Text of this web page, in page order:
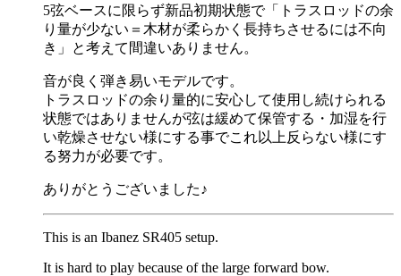
5弦ベースに限らず新品初期状態で「トラスロッドの余
り量が少ない＝木材が柔らかく長持ちさせるには不向
き」と考えて間違いありません。
音が良く弾き易いモデルです。
トラスロッドの余り量的に安心して使用し続けられる
状態ではありませんが弦は緩めて保管する・加湿を行
い乾燥させない様にする事でこれ以上反らない様にす
る努力が必要です。
ありがとうございました♪
This is an Ibanez SR405 setup.
It is hard to play because of the large forward bow.